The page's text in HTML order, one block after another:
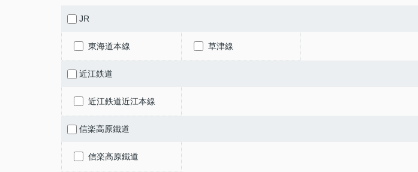
JR
東海道本線 草津線
近江鉄道
近江鉄道近江本線
信楽高原鐵道
信楽高原鐵道